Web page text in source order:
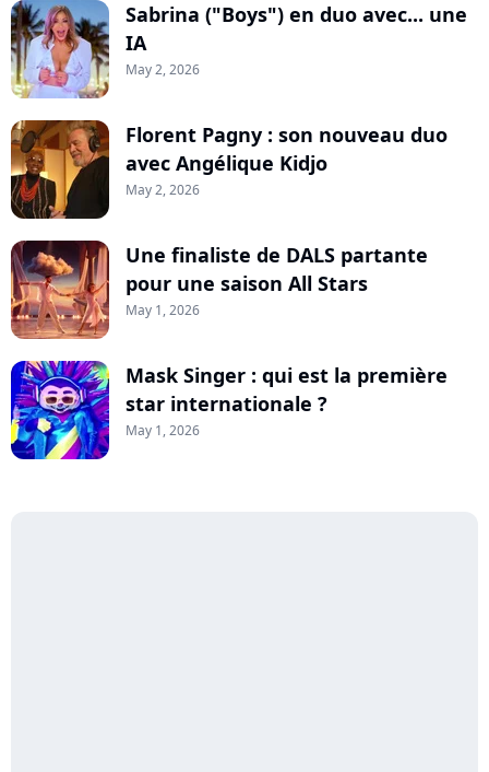
Sabrina ("Boys") en duo avec... une
IA
May 2, 2026
Florent Pagny : son nouveau duo
avec Angélique Kidjo
May 2, 2026
Une finaliste de DALS partante
pour une saison All Stars
May 1, 2026
Mask Singer : qui est la première
star internationale ?
May 1, 2026